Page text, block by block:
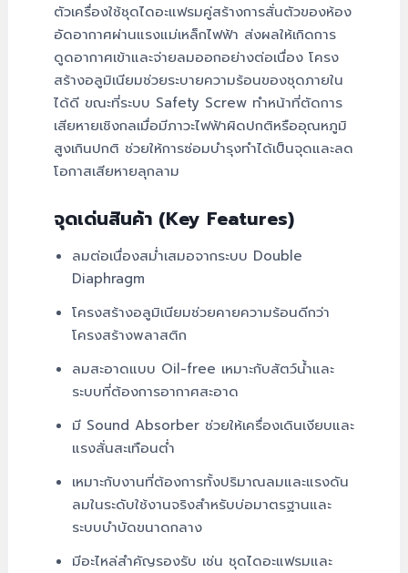
ตัวเครื่องใช้ชุดไดอะแฟรมคู่สร้างการสั่นตัวของห้อง
อัดอากาศผ่านแรงแม่เหล็กไฟฟ้า ส่งผลให้เกิดการ
ดูดอากาศเข้าและจ่ายลมออกอย่างต่อเนื่อง โครง
สร้างอลูมิเนียมช่วยระบายความร้อนของชุดภายใน
ได้ดี ขณะที่ระบบ Safety Screw ทำหน้าที่ตัดการ
เสียหายเชิงกลเมื่อมีภาวะไฟฟ้าผิดปกติหรืออุณหภูมิ
สูงเกินปกติ ช่วยให้การซ่อมบำรุงทำได้เป็นจุดและลด
โอกาสเสียหายลุกลาม
จุดเด่นสินค้า (Key Features)
ลมต่อเนื่องสม่ำเสมอจากระบบ Double
Diaphragm
โครงสร้างอลูมิเนียมช่วยคายความร้อนดีกว่า
โครงสร้างพลาสติก
ลมสะอาดแบบ Oil-free เหมาะกับสัตว์น้ำและ
ระบบที่ต้องการอากาศสะอาด
มี Sound Absorber ช่วยให้เครื่องเดินเงียบและ
แรงสั่นสะเทือนต่ำ
เหมาะกับงานที่ต้องการทั้งปริมาณลมและแรงดัน
ลมในระดับใช้งานจริงสำหรับบ่อมาตรฐานและ
ระบบบำบัดขนาดกลาง
มีอะไหล่สำคัญรองรับ เช่น ชุดไดอะแฟรมและ